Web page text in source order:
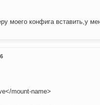
моего конфига вставить,у
mount-name>